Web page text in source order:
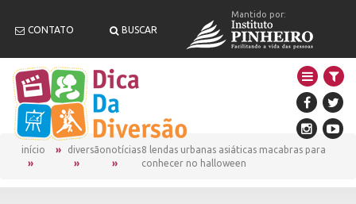
CONTATO BUSCAR
Mantido por:
início diversãonotícias8 lendas urbanas asiáticas macabras para
conhecer no halloween